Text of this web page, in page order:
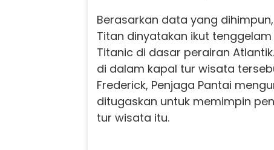
Berasarkan data yang
Titan dinyatakan ikut
Titanic di dasar perairan
di dalam kapal tur wisata
Frederick, Penjaga Pantai
ditugaskan untuk memimpin
tur wisata itu.